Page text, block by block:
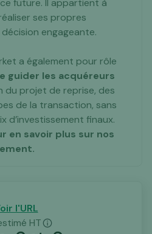
future. Il appartient à
ses propres
engageante.
a également pour rôle
guider les acquéreurs
du projet de reprise, des
de la transaction, sans
d’investissement finaux.
en savoir plus sur nos
l'URL
HT